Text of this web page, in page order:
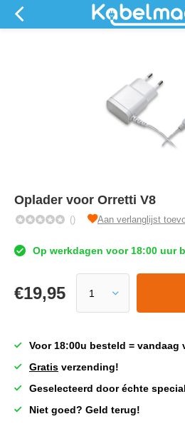
Oplader voor Orretti V8
() Aan verlanglijst
Op werkdagen voor 18:00 uur
€19,95
Voor 18:00u besteld = vandaag
Gratis verzending!
Geselecteerd door échte
Niet goed? Geld terug!